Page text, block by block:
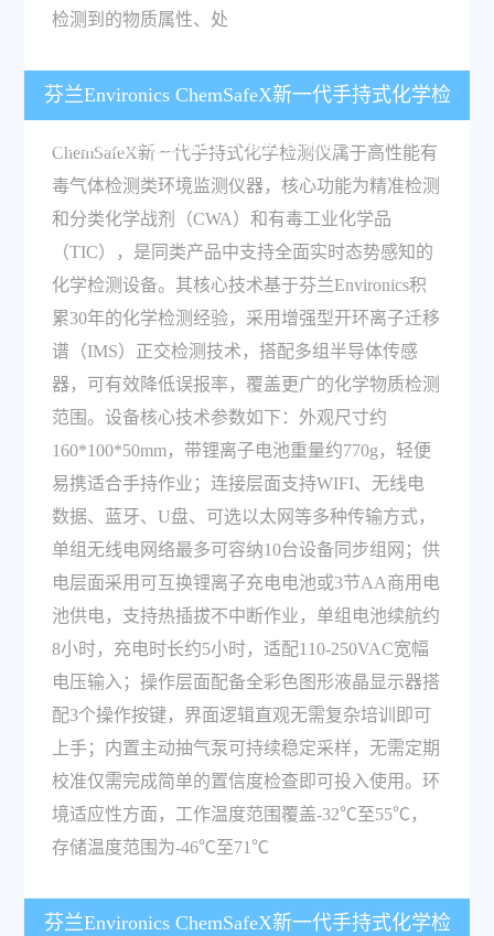
检测到的物质属性、处
芬兰Environics ChemSafeX新一代手持式化学检
测仪的核心功能和技术参数有哪些？
ChemSafeX新一代手持式化学检测仪属于高性能有
毒气体检测类环境监测仪器，核心功能为精准检测
和分类化学战剂（CWA）和有毒工业化学品
（TIC），是同类产品中支持全面实时态势感知的
化学检测设备。其核心技术基于芬兰Environics积
累30年的化学检测经验，采用增强型开环离子迁移
谱（IMS）正交检测技术，搭配多组半导体传感
器，可有效降低误报率，覆盖更广的化学物质检测
范围。设备核心技术参数如下：外观尺寸约
160*100*50mm，带锂离子电池重量约770g，轻便
易携适合手持作业；连接层面支持WIFI、无线电
数据、蓝牙、U盘、可选以太网等多种传输方式，
单组无线电网络最多可容纳10台设备同步组网；供
电层面采用可互换锂离子充电电池或3节AA商用电
池供电，支持热插拔不中断作业，单组电池续航约
8小时，充电时长约5小时，适配110-250VAC宽幅
电压输入；操作层面配备全彩色图形液晶显示器搭
配3个操作按键，界面逻辑直观无需复杂培训即可
上手；内置主动抽气泵可持续稳定采样，无需定期
校准仅需完成简单的置信度检查即可投入使用。环
境适应性方面，工作温度范围覆盖-32℃至55℃，
存储温度范围为-46℃至71℃
芬兰Environics ChemSafeX新一代手持式化学检